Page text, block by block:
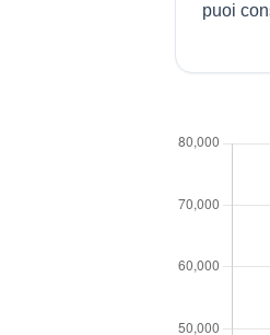
puoi